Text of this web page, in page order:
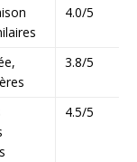
4.0/5
3.8/5
4.5/5